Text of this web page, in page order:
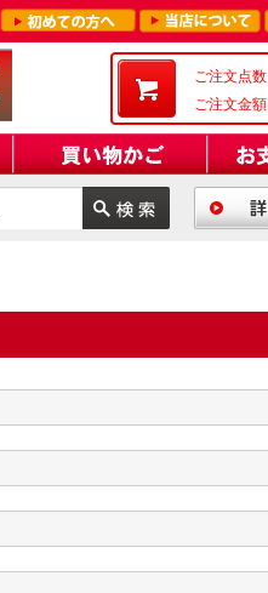
ご注文点数
ご注文金額